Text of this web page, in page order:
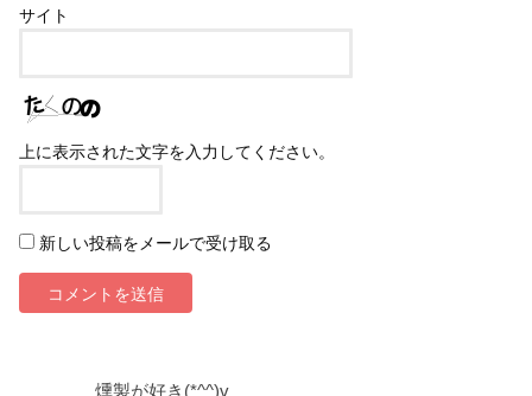
サイト
上に表示された文字を入力してください。
新しい投稿をメールで受け取る
燻製が好き(*^^)v